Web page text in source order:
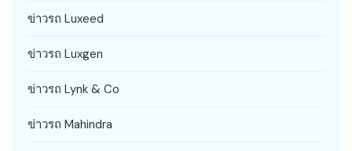
ข่าวรถ Luxeed
ข่าวรถ Luxgen
ข่าวรถ Lynk & Co
ข่าวรถ Mahindra